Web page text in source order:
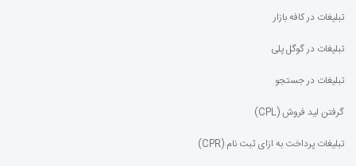
تبلیغات در کافه بازار
تبلیغات در گوگل پلی
تبلیغات در جستجو
گرفتن لید فروش (CPL)
تبلیغات پرداخت به ازای ثبت نام (CPR)